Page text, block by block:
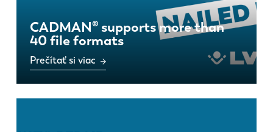
CADMAN® supports more than
40 file formats
Prečítať si viac